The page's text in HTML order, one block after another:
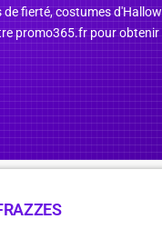
fierté, costumes
promo365.fr pour